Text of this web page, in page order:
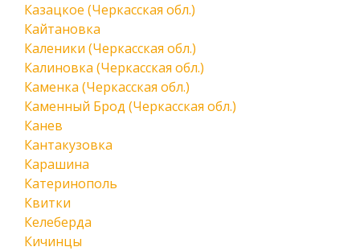
Казацкое (Черкасская обл.)
Кайтановка
Каленики (Черкасская обл.)
Калиновка (Черкасская обл.)
Каменка (Черкасская обл.)
Каменный Брод (Черкасская обл.)
Канев
Кантакузовка
Карашина
Катеринополь
Квитки
Келеберда
Кичинцы